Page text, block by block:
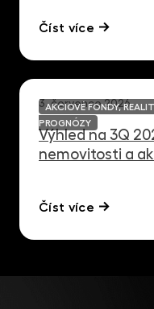
Číst více
3. července 2026
Výhled na 3Q
nemovitosti a
Číst více
AKCIOVÉ FONDY,
PROGNÓZY